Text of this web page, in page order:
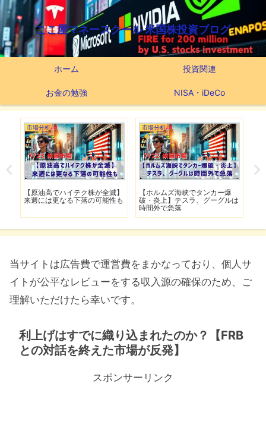
ここ屋マネースクール 米国株投資ブログ
ホーム 投資関連
お金の勉強 NISA・iDeCo
市場分析
【原油高でハイテク株が全滅】
来週には更なる下落の可能性も
市場分析
【ホルムズ海峡でタンカー爆
破・炎上】テスラ、グーグルは
時間外で急落
当サイトは広告費で運営費をまかなっており、個人サ
イトが公平なレビューをする収入源の確保のため、ご
理解いただけたら幸いです。
利上げはすでに織り込まれたのか？【FRB
との対話を終えた市場が反発】
スポンサーリンク